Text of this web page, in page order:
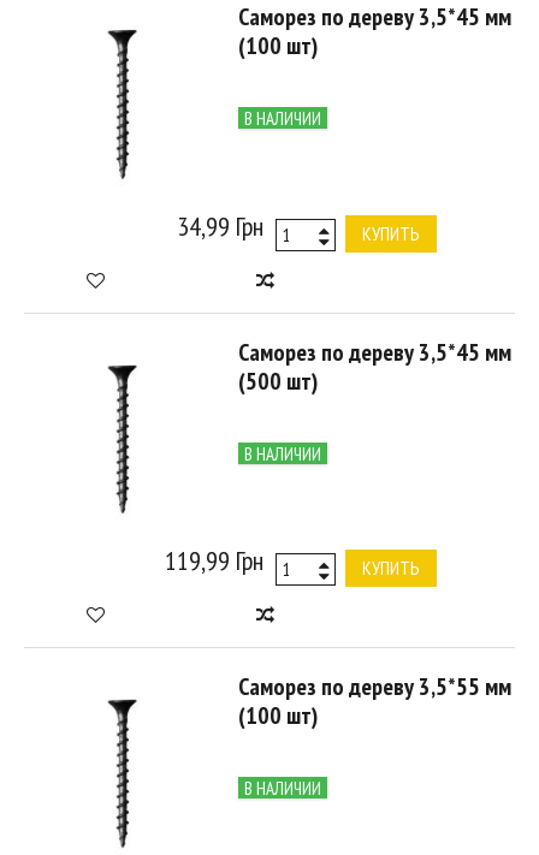
Саморез по дереву 3,5*45 мм
(100 шт)
В НАЛИЧИИ
34,99 Грн КУПИТЬ
Саморез по дереву 3,5*45 мм
(500 шт)
В НАЛИЧИИ
119,99 Грн КУПИТЬ
Саморез по дереву 3,5*55 мм
(100 шт)
В НАЛИЧИИ